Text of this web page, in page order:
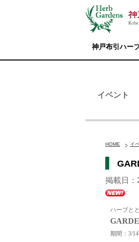
神戸布引ハー
イベント
HOME イ
掲載日：
ハーブと
期間：3/